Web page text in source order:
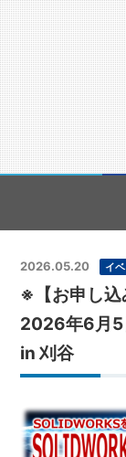
2026.05.20 イ
※【お申し
2026年6月
in 刈谷